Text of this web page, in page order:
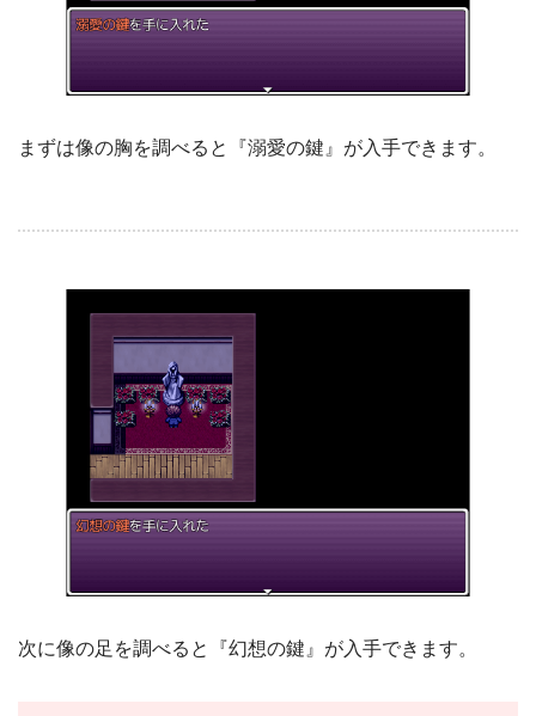
まずは像の胸を調べると『溺愛の鍵』が入手できます。
次に像の足を調べると『幻想の鍵』が入手できます。